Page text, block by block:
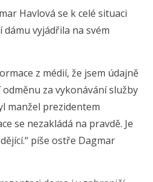
Havlová se k celé situaci
vyjádřila na svém
z médií, že jsem údajně
za vykonávání služby
manžel prezidentem
se nezakládá na pravdě. Je
píše ostře Dagmar